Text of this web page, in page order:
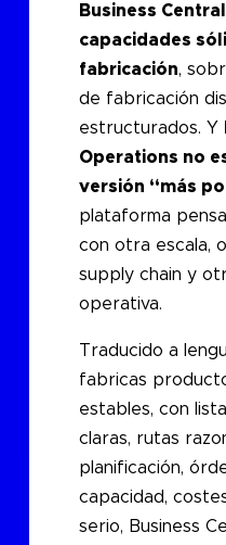
Business
capacidades
fabricación,
de fabricación
estructurados. Y
Operations no
versión “más
plataforma
con otra escala,
supply chain y
operativa.
Traducido a
fabricas
estables, con
claras, rutas
planificación,
capacidad,
serio, Business